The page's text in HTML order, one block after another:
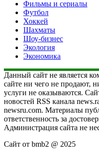
Фильмы и сериалы
Футбол
Хоккей
Шахматы
Шоу-бизнес
Экология
Экономика
Данный сайт не является
сайте ни чего не продают,
услуги не оказываются.
новостей RSS канала
newsru.com. Материалы
ответственность за
Администрация сайта не
Сайт от bmb2 @ 2025